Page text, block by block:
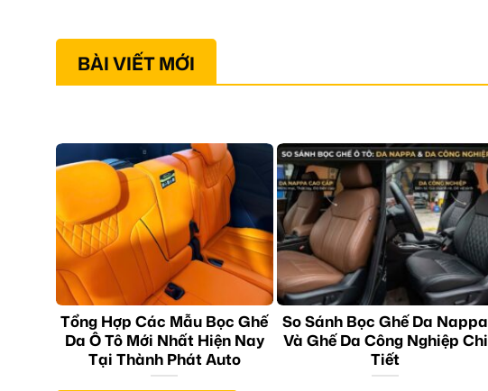
BÀI VIẾT MỚI
Tổng Hợp Các Mẫu Bọc Ghế
Da Ô Tô Mới Nhất Hiện Nay
Tại Thành Phát Auto
So Sánh Bọc Ghế Da Nappa
Và Ghế Da Công Nghiệp Chi
Tiết